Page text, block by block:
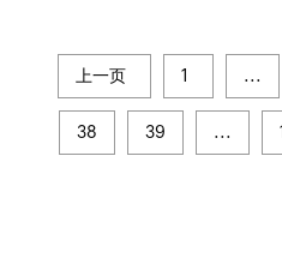
上一页 1 ...
38 39 ...